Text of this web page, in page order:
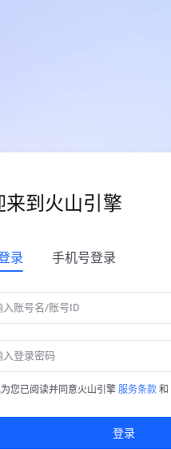
来到火山引擎
录 手机号登录
您已阅读并同意火山引擎 服务条款 和
登录